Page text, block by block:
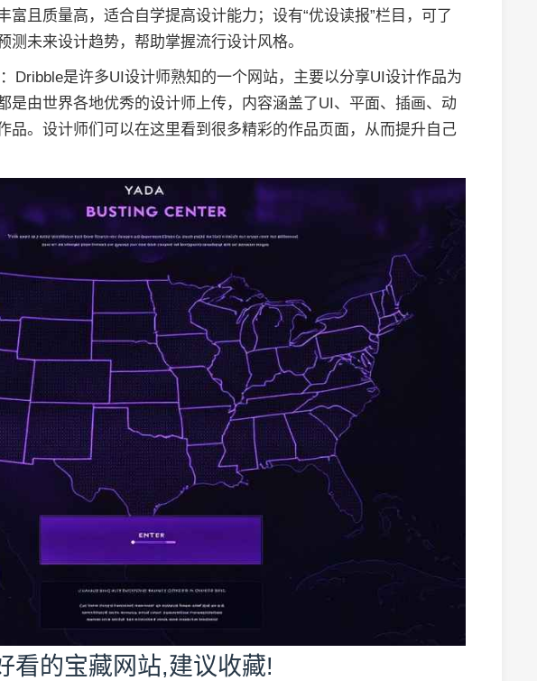
富且质量高，适合自学提高设计能力；设有“优设读报”栏目，可了
测未来设计趋势，帮助掌握流行设计风格。
Dribble是许多UI设计师熟知的一个网站，主要以分享UI设计作品为
是由世界各地优秀的设计师上传，内容涵盖了UI、平面、插画、动
品。设计师们可以在这里看到很多精彩的作品页面，从而提升自己
看的宝藏网站,建议收藏!